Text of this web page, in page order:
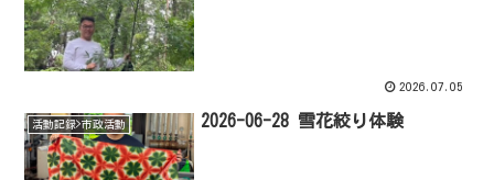
2026.07.05
活動記録>市政活動 2026-06-28 雪花絞り体験